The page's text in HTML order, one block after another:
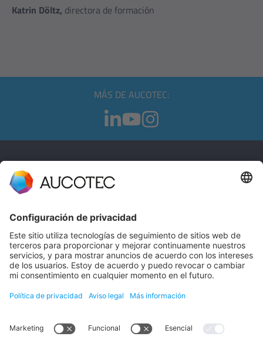
Katrin Döltz, directora de formación
MÁS DE AUCOTEC:
CONTACTO
Teléfono +49 511 6103 0
AUCOTEC AG
30916 Isernhagen